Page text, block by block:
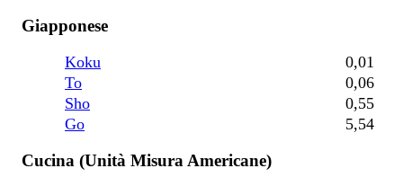
Giapponese
Koku
0,01
To
0,06
Sho
0,55
Go
5,54
Cucina (Unità Misura Americane)